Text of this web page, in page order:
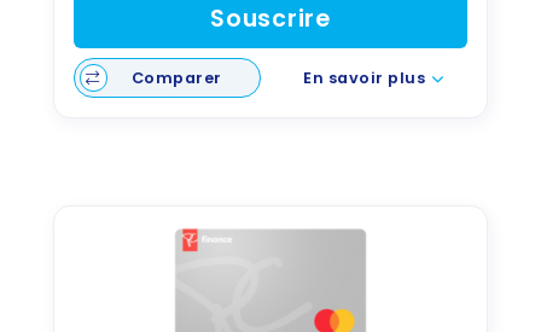
Souscrire
Comparer En savoir plus